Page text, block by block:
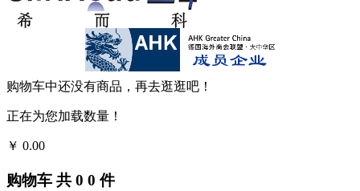
购物车中还没有商品，再去逛逛吧！
正在为您加载数量！
￥ 0.00
购物车 共 0 0 件